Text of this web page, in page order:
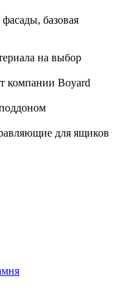
базовая
на выбор
компании Boyard
для ящиков